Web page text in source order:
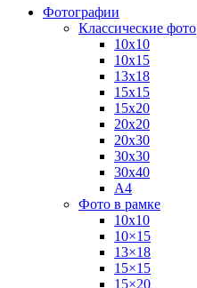
Фотографии
Классические фото
10х10
10х15
13х18
15х15
15х20
20х20
20х30
30х30
30х40
А4
Фото в рамке
10х10
10×15
13×18
15×15
15×20